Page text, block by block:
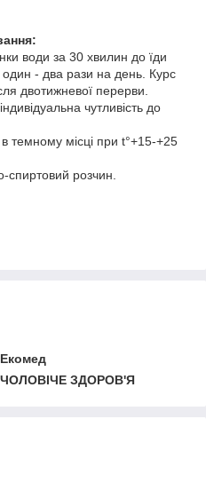
води за 30 хвилин до їди
один - два рази на день. Курс
двотижневої перерви.
чутливість до
в темному місці при t°+15-+25
спиртовий розчин.
Екомед
ЧОЛОВІЧЕ ЗДОРОВ'Я